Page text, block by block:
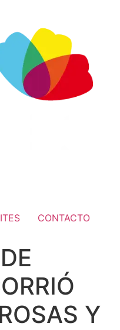
CONTACTO
Y